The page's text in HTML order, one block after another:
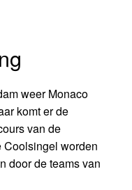
weer Monaco
komt er de
van de
Coolsingel worden
door de teams van